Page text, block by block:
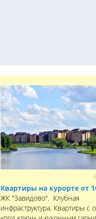
Квартиры на курорте от
ЖК "Завидово". Клубная
инфраструктура. Квартиры с